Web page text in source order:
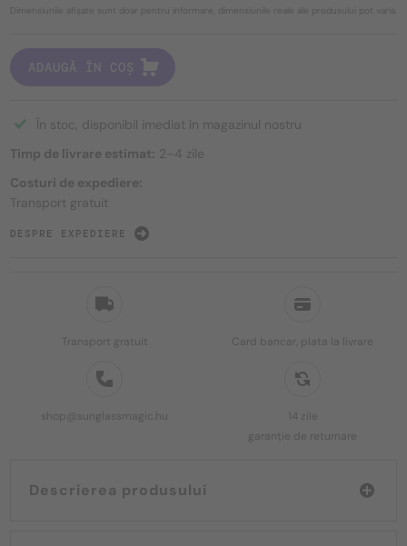
Transport gratuit Card bancar, plata la livrare
shop@sunglassmagic.hu
14 zile
garanție de returnare
Descrierea produsului
Dimensiunile afișate sunt doar pentru informare, dimensiunile reale ale produsului pot varia.
ADAUGĂ ÎN COȘ
În stoc, disponibil imediat în magazinul nostru
Timp de livrare estimat: 2–4 zile
Costuri de expediere:
Transport gratuit
DESPRE EXPEDIERE